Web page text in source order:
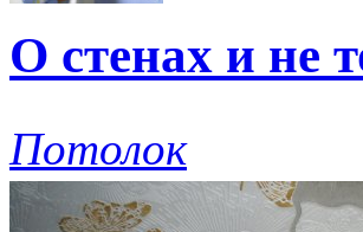
О стенах и не
Потолок